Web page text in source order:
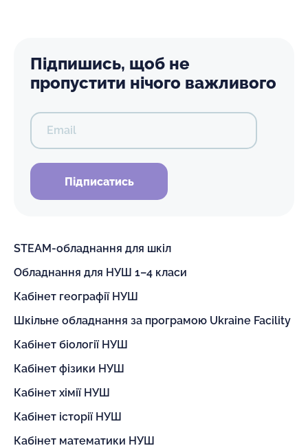
Підпишись, щоб не
пропустити нічого важливого
Email
Підписатись
STEAM-обладнання для шкіл
Обладнання для НУШ 1–4 класи
Кабінет географії НУШ
Шкільне обладнання за програмою Ukraine Facility
Кабінет біології НУШ
Кабінет фізики НУШ
Кабінет хімії НУШ
Кабінет історії НУШ
Кабінет математики НУШ